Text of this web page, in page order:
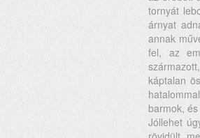
tornyát
árnyat
annak
fel, az
káptalan
barmok,
Jóllehet